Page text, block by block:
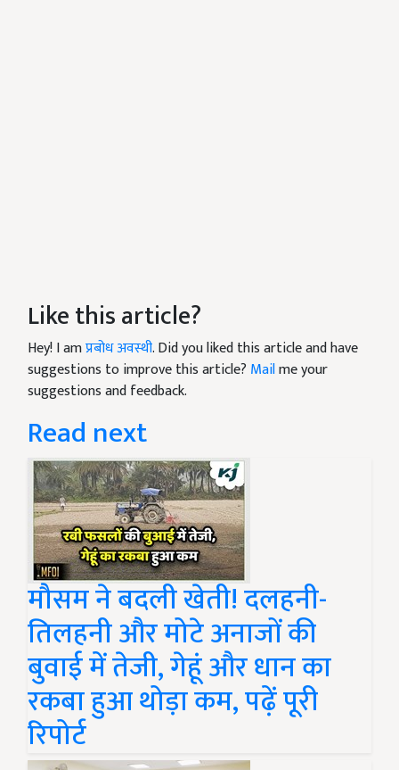
Like this article?
Hey! I amप्रबोध अवस्थी. Did you liked this article and have
suggestions to improve this article? Mailme your
suggestions and feedback.
Read next
मौसम ने बदली खेती! दलहनी-
तिलहनी और मोटे अनाजों की
बुवाई में तेजी, गेहूं और धान का
रकबा हुआ थोड़ा कम, पढ़ें पूरी
रिपोर्ट